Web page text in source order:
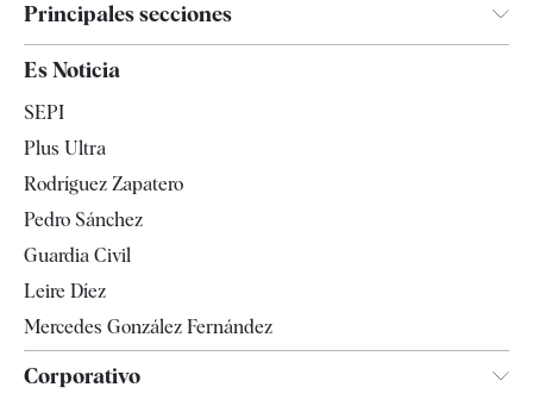
Principales secciones
España
Televisión
Es Noticia
SEPI
Plus Ultra
Rodríguez Zapatero
Pedro Sánchez
Guardia Civil
Leire Díez
Mercedes González Fernández
Corporativo